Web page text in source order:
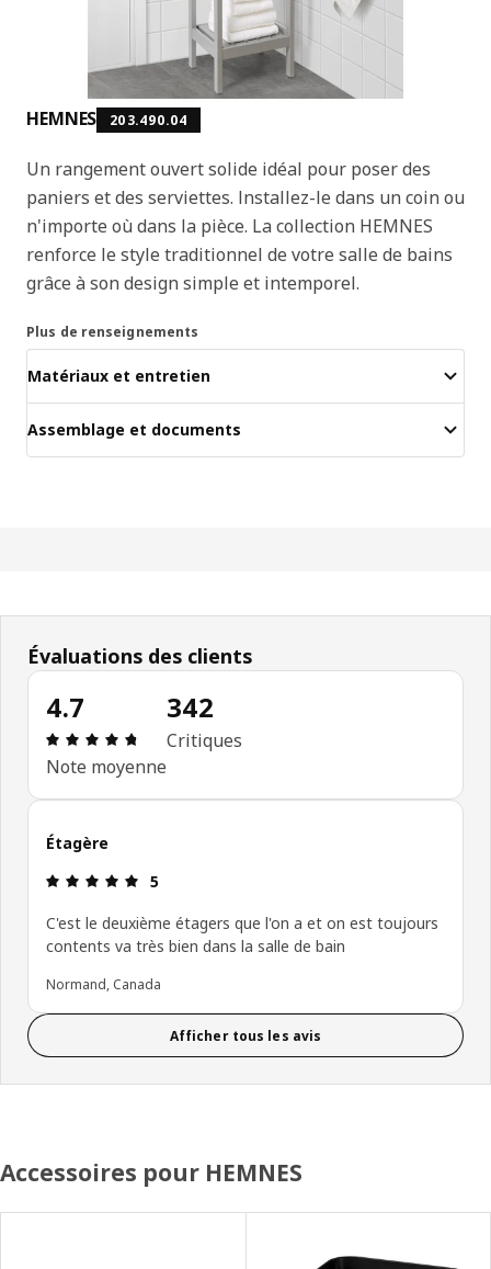
HEMNES 203.490.04
Un rangement ouvert solide idéal pour poser des
paniers et des serviettes. Installez-le dans un coin ou
n'importe où dans la pièce. La collection HEMNES
renforce le style traditionnel de votre salle de bains
grâce à son design simple et intemporel.
Plus de renseignements
Matériaux et entretien
Assemblage et documents
Évaluations des clients
4.7
Avis: 4.7 sur 5 étoiles. Nombre total d'avis: 342
Note moyenne
342
Critiques
Étagère
Avis: 5 sur 5 étoiles.
5
C'est le deuxième étagers que l'on a et on est toujours
contents va très bien dans la salle de bain
Normand, Canada
Afficher tous les avis
Accessoires pour HEMNES